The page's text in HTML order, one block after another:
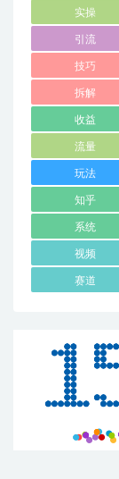
实操
引流
技巧
拆解
收益
流量
玩法
知乎
系统
视频
赛道